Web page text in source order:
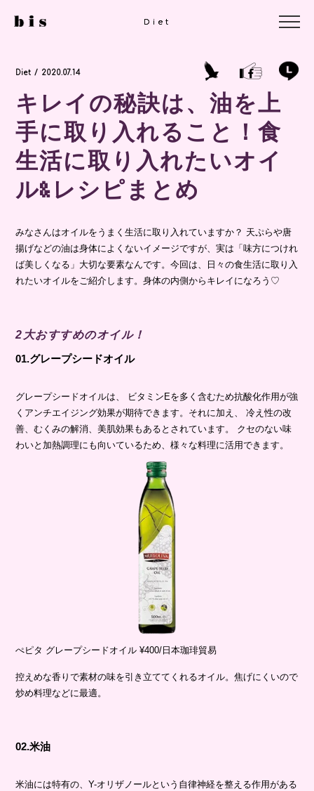
Diet
Diet / 2020.07.14
キレイの秘訣は、油を上
手に取り入れること！食
生活に取り入れたいオイ
ル&レシピまとめ
みなさんはオイルをうまく生活に取り入れていますか？ 天ぷらや唐
揚げなどの油は身体によくないイメージですが、実は「味方につけれ
ば美しくなる」大切な要素なんです。今回は、日々の食生活に取り入
れたいオイルをご紹介します。身体の内側からキレイになろう♡
2大おすすめのオイル！
01.グレープシードオイル
グレープシードオイルは、 ビタミンEを多く含むため抗酸化作用が強
くアンチエイジング効果が期待できます。それに加え、 冷え性の改
善、むくみの解消、美肌効果もあるとされています。 クセのない味
わいと加熱調理にも向いているため、様々な料理に活用できます。
ぺピタ グレープシードオイル ¥400/日本珈琲貿易
控えめな香りで素材の味を引き立ててくれるオイル。焦げにくいので
炒め料理などに最適。
02.米油
米油には特有の、Y-オリザノールという自律神経を整える作用がある
Diet